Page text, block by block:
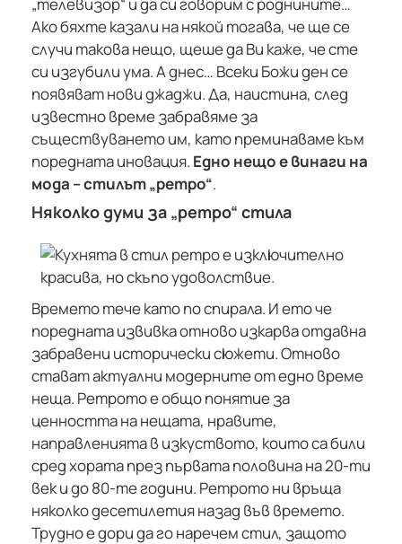
Ако бяхте казали на някой тогава, че ще се
случи такова нещо, щеше да Ви каже, че сте
си изгубили ума. А днес… Всеки Божи ден се
появяват нови джаджи. Да, наистина, след
известно време забравяме за
съществуването им, като преминаваме към
поредната иновация. Едно нещо е винаги на
мода – стилът „ретро“.
Няколко думи за „ретро“ стила
Времето тече като по спирала. И ето че
поредната извивка отново изкарва отдавна
забравени исторически сюжети. Отново
стават актуални модерните от едно време
неща. Ретрото е общо понятие за
ценността на нещата, нравите,
направленията в изкуството, които са били
сред хората през първата половина на 20-ти
век и до 80-те години. Ретрото ни връща
няколко десетилетия назад във времето.
Трудно е дори да го наречем стил, защото